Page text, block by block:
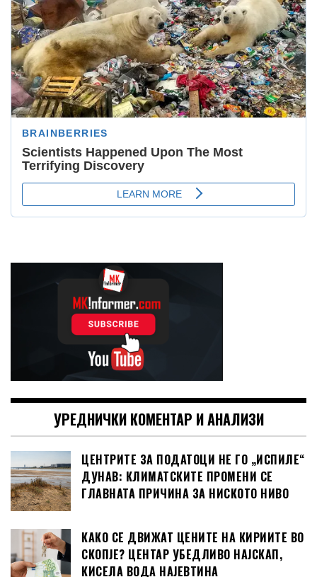
УРЕДНИЧКИ КОМЕНТАР И АНАЛИЗИ
ЦЕНТРИТЕ ЗА ПОДАТОЦИ НЕ ГО „ИСПИЛЕ“
ДУНАВ: КЛИМАТСКИТЕ ПРОМЕНИ СЕ
ГЛАВНАТА ПРИЧИНА ЗА НИСКОТО НИВО
КАКО СЕ ДВИЖАТ ЦЕНИТЕ НА КИРИИТЕ ВО
СКОПЈЕ? ЦЕНТАР УБЕДЛИВО НАЈСКАП,
КИСЕЛА ВОДА НАЈЕВТИНА